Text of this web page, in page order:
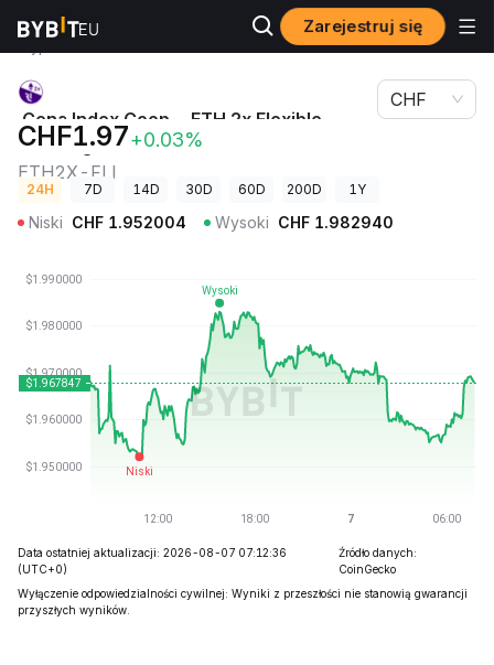
Zarejestruj się
Ceny
Cena Index Coop - ETH 2x Flexible Leverage Index
Cena Index Coop - ETH 2x Flexible
Leverage Index
ETH2X-FLI
CHF1.97+0.03%
CHF
24H 7D 14D 30D 60D 200D 1Y
Niski CHF 1.952004 Wysoki CHF 1.982940
Data ostatniej aktualizacji: 2026-08-07 07:12:36
(UTC+0)
Źródło danych:
CoinGecko
Wyłączenie odpowiedzialności cywilnej: Wyniki z przeszłości nie stanowią gwarancji
przyszłych wyników.